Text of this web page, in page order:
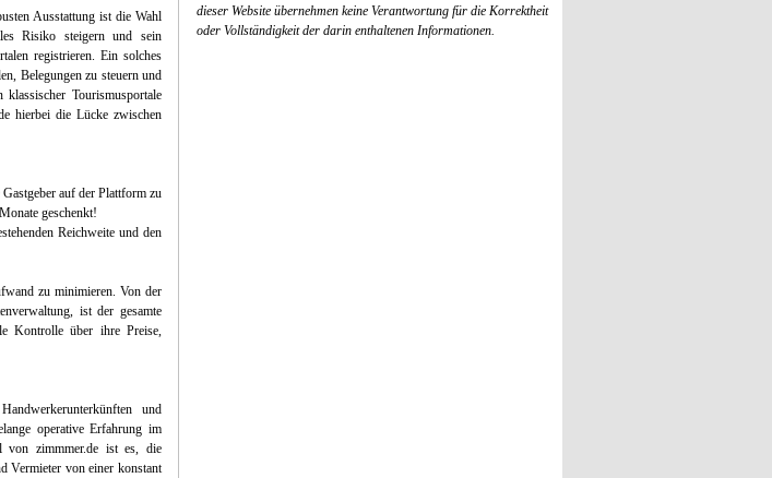
dieser Website übernehmen keine Verantwortung für die Korrektheit
oder Vollständigkeit der darin enthaltenen Informationen.
Ausstattung ist die Wahl
Risiko steigern und sein
registrieren. Ein solches
Belegungen zu steuern und
Tourismusportale
hierbei die Lücke zwischen
auf der Plattform zu
geschenkt!
Reichweite und den
zu minimieren. Von der
ist der gesamte
Kontrolle über ihre Preise,
und
operative Erfahrung im
von zimmmer.de ist es, die
Vermieter von einer konstant